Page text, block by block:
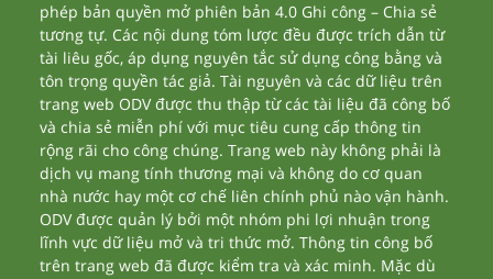
phép bản quyền mở phiên bản 4.0 Ghi công – Chia sẻ
tương tự. Các nội dung tóm lược đều được trích dẫn từ
tài liêu gốc, áp dụng nguyên tắc sử dụng công bằng và
tôn trọng quyền tác giả. Tài nguyên và các dữ liệu trên
trang web ODV được thu thập từ các tài liệu đã công bố
và chia sẻ miễn phí với mục tiêu cung cấp thông tin
rộng rãi cho công chúng. Trang web này không phải là
dịch vụ mang tính thương mại và không do cơ quan
nhà nước hay một cơ chế liên chính phủ nào vận hành.
ODV được quản lý bởi một nhóm phi lợi nhuận trong
lĩnh vực dữ liệu mở và tri thức mở. Thông tin công bố
trên trang web đã được kiểm tra và xác minh. Mặc dù